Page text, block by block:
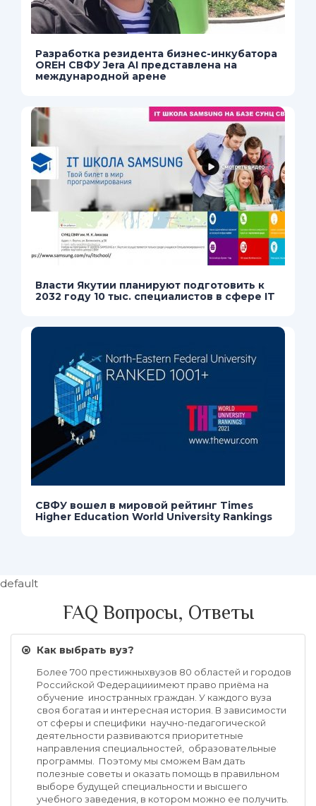
Разработка резидента бизнес-инкубатора
OREH СВФУ Jera AI представлена на
международной арене
Власти Якутии планируют подготовить к
2032 году 10 тыс. специалистов в сфере IT
СВФУ вошел в мировой рейтинг Times
Higher Education World University Rankings
default
FAQ Вопросы, Ответы
Как выбрать вуз?
Более 700 престижныхвузов 80 областей и городов
Российской Федерацииимеют право приёма на
обучение иностранных граждан. У каждого вуза
своя богатая и интересная история. В зависимости
от сферы и специфики научно-педагогической
деятельности развиваются приоритетные
направления специальностей, образовательные
программы. Поэтому мы сможем Вам дать
полезные советы и оказать помощь в правильном
выборе будущей специальности и высшего
учебного заведения, в котором можно ее получить.